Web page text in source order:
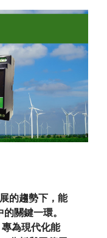
的趨勢下，能
關鍵一環。
為現代化能